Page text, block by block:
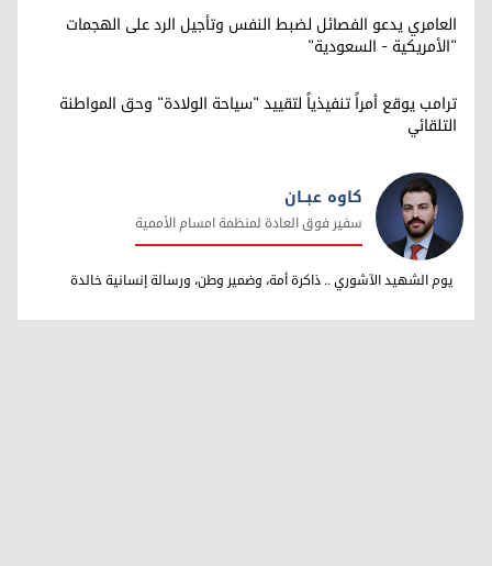
العامري يدعو الفصائل لضبط النفس وتأجيل الرد على الهجمات
"الأمريكية - السعودية"
ترامب يوقع أمراً تنفيذياً لتقييد "سياحة الولادة" وحق المواطنة
التلقائي
كاوه عبــان
كاوه عبــان
سفير فوق العادة لمنظمة امسام الأممية
يوم الشهيد الآشوري .. ذاكرة أمة، وضمير وطن، ورسالة إنسانية خالدة